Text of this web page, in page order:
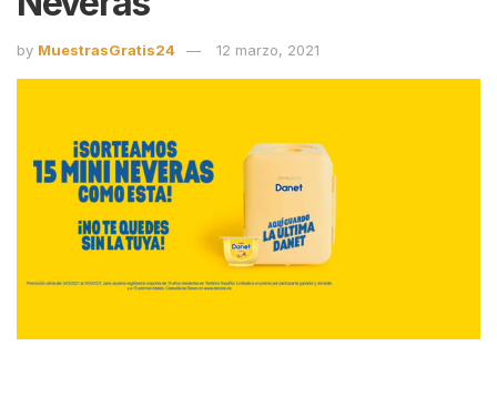
by MuestrasGratis24 12 marzo, 2021